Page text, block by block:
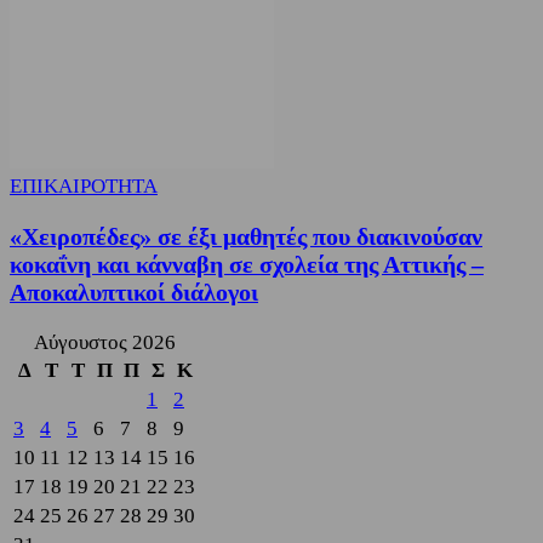
ΕΠΙΚΑΙΡΟΤΗΤΑ
«Χειροπέδες» σε έξι μαθητές που διακινούσαν
κοκαΐνη και κάνναβη σε σχολεία της Αττικής –
Αποκαλυπτικοί διάλογοι
Αύγουστος 2026
Δ
Τ Τ Π Π Σ Κ
1
2
3
4 5 6 7 8
9
10 11 12 13 14 15 16
17 18 19 20 21 22 23
24 25 26 27 28 29 30